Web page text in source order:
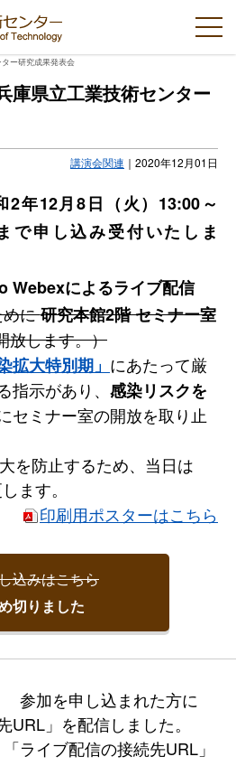
ー研究成果発表会
庫県立工業技術センター
講演会関連 ｜ 2020年12月01日
年12月8日（火）13:00～
で申し込み受付いたしま
Webexによるライブ配信
めに研究本館2階 セミナー室
放します。）
拡大特別期」 にあたって厳
示があり、 感染リスクを
セミナー室の開放を取り止
を防止するため、当日は
ます。
印刷用ポスターはこちら
込みはこちら
切りました
を申し込まれた方に
URL」を配信しました。
イブ配信の接続先URL」